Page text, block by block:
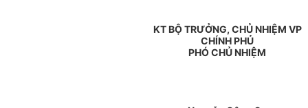
KT BỘ TRƯỞNG, CHỦ NHIỆM VP
CHÍNH PHỦ
PHÓ CHỦ NHIỆM